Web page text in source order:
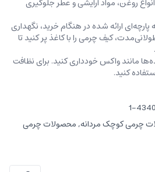
روغن‌، مواد آرایشی و عطر جلوگیری
ارائه شده در هنگام خرید، ‌نگهداری
کیف‌ چرمی را با کاغذ پر کنید تا
مانند واکس خودداری کنید. برای نظافت
کنید.
چرمی کوچک مردانه,محصولات چرمی